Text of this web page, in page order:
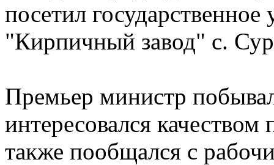
посетил
"Кирпичный завод" с.
Премьер министр
интересовался
также пообщался с